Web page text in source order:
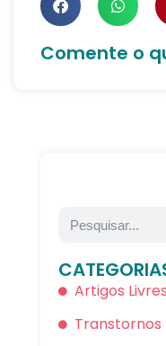
Comente o
Artigos Livres
Transtornos